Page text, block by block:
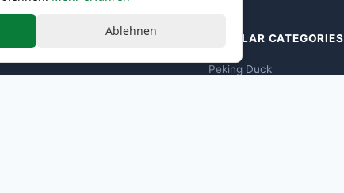
POPULAR CATEGORIES
Peking Duck
Ablehnen